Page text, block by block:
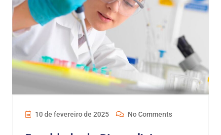
10 de fevereiro de 2025 No Comments